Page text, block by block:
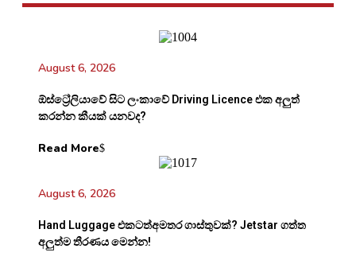
August 6, 2026
ඕස්ට්‍රේලියාවේ සිට ලංකාවේ Driving Licence එක අලුත්
කරන්න කීයක් යනවද?
Read More
August 6, 2026
Hand Luggage එකටත්අමතර ගාස්තුවක්? Jetstar ගත්ත
අලුත්ම තීරණය මෙන්න!